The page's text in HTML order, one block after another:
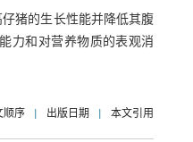
猪的生长性能并降低其腹
力和对营养物质的表观消
顺序 出版日期 本文引用